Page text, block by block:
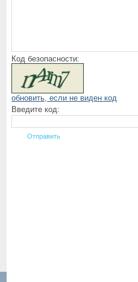
Код безопасности:
обновить, если не виден код
Введите код: